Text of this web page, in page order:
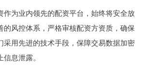
作为业内领先的配资平台，始终将安全放
的风控体系，严格审核配资方资质，确保
采用先进的技术手段，保障交易数据加密
信息泄露。